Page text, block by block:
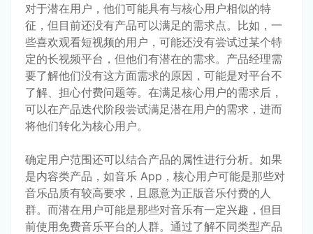
对于潜在用户，他们可能具有与核心用户相似的特
征，但目前还没有产品可以满足的需求点。比如，一
些喜欢观看短视频的用户，可能还没有尝试过某个特
定的长视频平台，但他们有潜在的需求。产品经理需
要了解他们没有这方面需求的原因，可能是对平台不
了解、担心付费问题等。在满足核心用户的需求后，
可以在产品迭代阶段尝试满足潜在用户的需求，进而
将他们转化为核心用户。
确定用户范围还可以结合产品的属性进行分析。如果
是内容类产品，如音乐 App，核心用户可能是那些对
音乐品质有较高要求，且愿意为正版音乐付费的人
群。而潜在用户可能是那些对音乐有一定兴趣，但目
前使用免费音乐平台的人群。通过了解不同类型产品